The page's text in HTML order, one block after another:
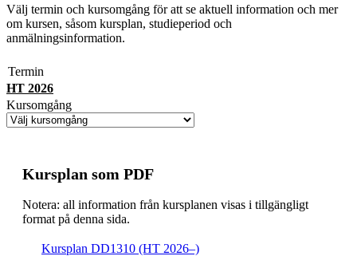
Välj termin och kursomgång för att se aktuell information och mer
om kursen, såsom kursplan, studieperiod och
anmälningsinformation.
Termin
HT 2026
Kursomgång
Kursplan som PDF
Notera: all information från kursplanen visas i tillgängligt
format på denna sida.
Kursplan DD1310 (HT 2026–)